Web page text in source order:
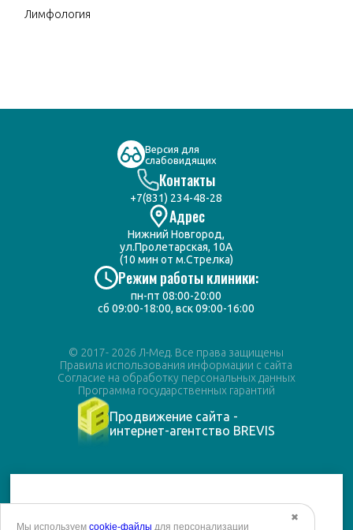
Лимфология
Контакты
+7(831) 234-48-28
Адрес
Нижний Новгород,
ул.Пролетарская, 10А
(10 мин от м.Стрелка)
Режим работы клиники:
пн-пт 08:00-20:00
сб 09:00-18:00, вск 09:00-16:00
Версия для
слабовидящих
© 2017- 2026 Л-Мед. Все права защищены
Правила использования информации с сайта
Согласие на обработку персональных данных
Программа государственных гарантий
Продвижение сайта -
интернет-агентство BREVIS
✖
Мы используем cookie-файлы для персонализации